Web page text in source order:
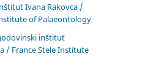
Ivana Rakovca /
of Palaeontology
inštitut
/ France Stele Institute